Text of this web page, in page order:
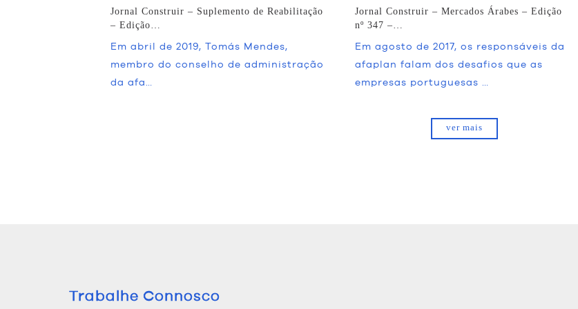
Jornal Construir – Suplemento de Reabilitação
– Edição…
Em abril de 2019, Tomás Mendes,
membro do conselho de administração
da afa…
Jornal Construir – Mercados Árabes – Edição
nº 347 –…
Em agosto de 2017, os responsáveis da
afaplan falam dos desafios que as
empresas portuguesas …
ver mais
Trabalhe Connosco